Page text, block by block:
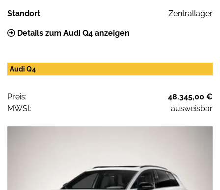
Standort Zentrallager
Details zum Audi Q4 anzeigen
Audi Q4
Preis:
48.345,00 €
MWSt:
ausweisbar